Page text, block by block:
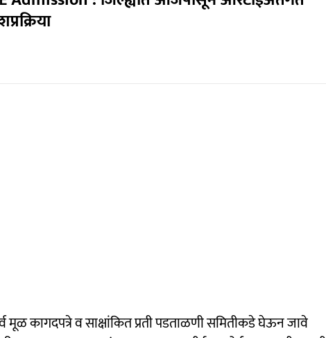
मूळ कागदपत्रे व साक्षांकित प्रती पडताळणी समितीकडे घेऊन जावे